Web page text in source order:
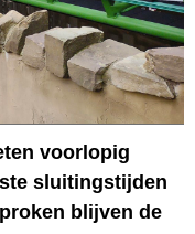
voorlopig
sluitingstijden
blijven de